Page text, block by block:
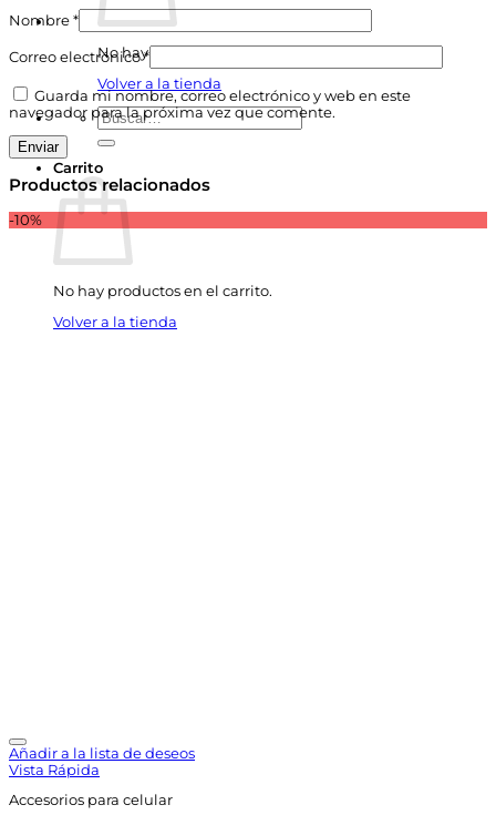
No hay productos en el carrito.
Volver a la tienda
Buscar
por:
Carrito
No hay productos en el carrito.
Volver a la tienda
Nombre *
Correo electrónico*
Guarda mi nombre, correo electrónico y web en este
navegador para la próxima vez que comente.
Productos relacionados
-10%
Añadir a la lista de deseos
Vista Rápida
Accesorios para celular